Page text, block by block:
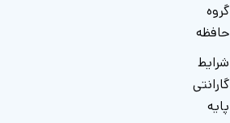
گروه
حافظه
شرایط
گارانتی
پایه